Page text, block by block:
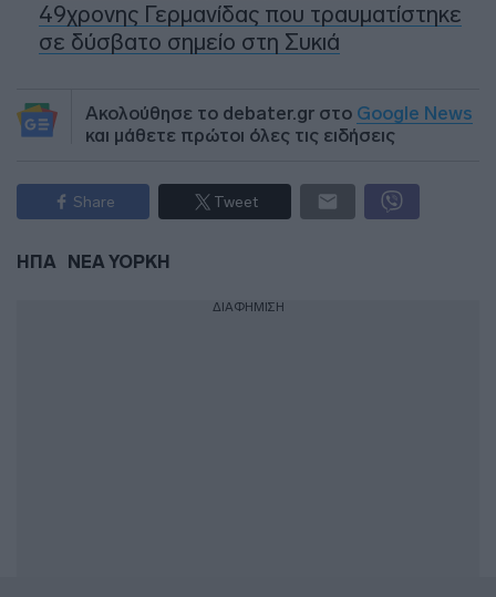
49χρονης Γερμανίδας που τραυματίστηκε
σε δύσβατο σημείο στη Συκιά
Ακολούθησε το debater.gr στο Google News
και μάθετε πρώτοι όλες τις ειδήσεις
Share Tweet
ΗΠΑ ΝΕΑ ΥΟΡΚΗ
ΔΙΑΦΗΜΙΣΗ